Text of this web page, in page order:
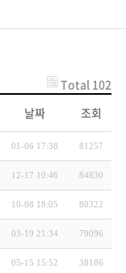
Total 102
날짜 조회
01-06 17:38 81257
인증 획득!
12-17 10:46 84830
부표준프레임웍 적용
10-08 18:05 80322
03-19 21:34 79096
납품
05-15 15:52 38186